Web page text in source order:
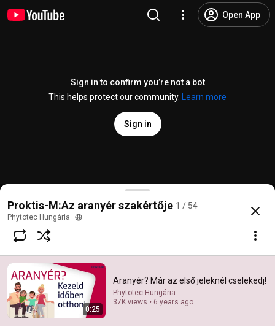
Open App
Sign in to confirm you’re not a bot
This helps protect our community.
Learn more
Sign in
Aranyér? Már az első jeleknél cselekedj!
@phytotechungaria 16 likes
Subscribe
Comments
Comment...
Proktis-M:Az aranyér szakértője 1 / 54
Phytotec Hungária
0:25
Aranyér? Már az első jeleknél cselekedj!
Phytotec Hungária
37K views • 6 years ago